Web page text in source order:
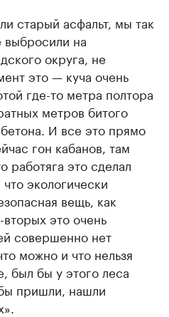
старый асфальт, мы так
выбросили на
округа, не
это — куча очень
где-то метра полтора
метров битого
И все это прямо
гон кабанов, там
работяга это сделал
экологически
вещь, как
это очень
совершенно нет
можно и что нельзя
был бы у этого леса
пришли, нашли